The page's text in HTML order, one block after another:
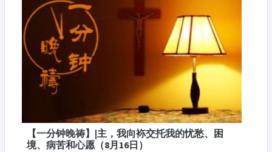
【一分钟晚祷】|主，我向袮交托我的忧愁、困
境、病苦和心愿（8月16日）